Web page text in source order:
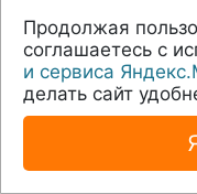
Продолжая
соглашаетесь с
и сервиса
делать сайт